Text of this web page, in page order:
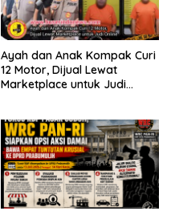
Ayah dan Anak Kompak Curi
12 Motor, Dijual Lewat
Marketplace untuk Judi